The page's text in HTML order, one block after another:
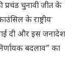
प्रचंड चुनावी जीत के
के राष्ट्रीय
दी और इस जनादेश
बदलाव” का